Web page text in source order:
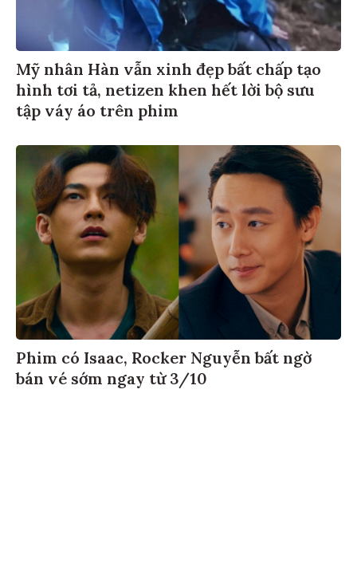
Mỹ nhân Hàn vẫn xinh đẹp bất chấp tạo
hình tơi tả, netizen khen hết lời bộ sưu
tập váy áo trên phim
Phim có Isaac, Rocker Nguyễn bất ngờ
bán vé sớm ngay từ 3/10